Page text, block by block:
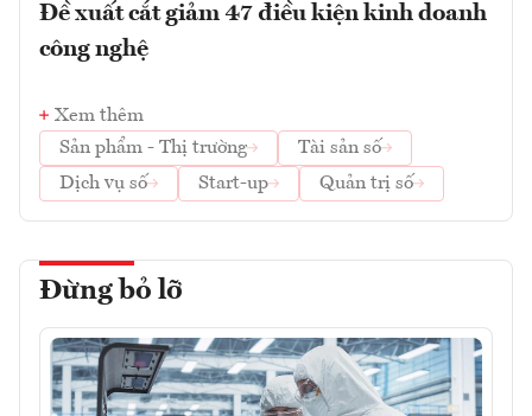
Đề xuất cắt giảm 47 điều kiện kinh doanh
công nghệ
Xem thêm
Sản phẩm - Thị trường
Tài sản số
Dịch vụ số
Start-up Quản trị số
Đừng bỏ lỡ